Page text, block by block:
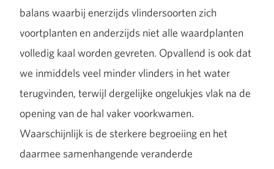
balans waarbij enerzijds vlindersoorten zich
voortplanten en anderzijds niet alle waardplanten
volledig kaal worden gevreten. Opvallend is ook dat
we inmiddels veel minder vlinders in het water
terugvinden, terwijl dergelijke ongelukjes vlak na de
opening van de hal vaker voorkwamen.
Waarschijnlijk is de sterkere begroeiing en het
daarmee samenhangende veranderde